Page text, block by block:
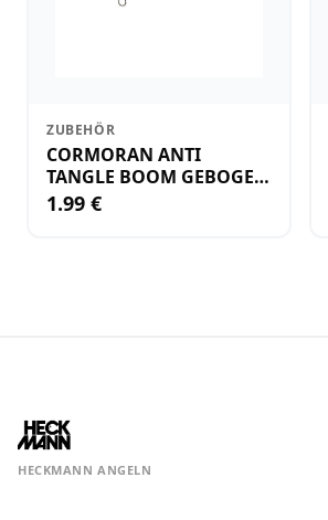
ZUBEHÖR
CORMORAN ANTI
TANGLE BOOM GEBOGEN
12CM M.WIRBEL(PLASTIK)
1.99 €
HECKMANN ANGELN